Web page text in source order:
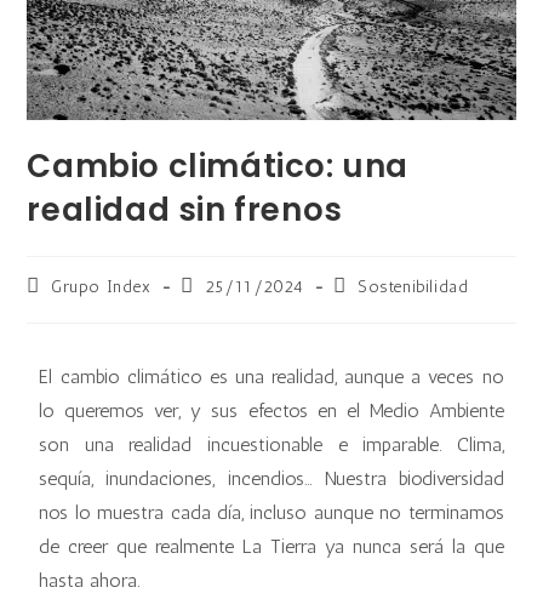
Cambio climático: una
realidad sin frenos
Grupo Index 25/11/2024 Sostenibilidad
El cambio climático es una realidad, aunque a veces no
lo queremos ver, y sus efectos en el Medio Ambiente
son una realidad incuestionable e imparable. Clima,
sequía, inundaciones, incendios… Nuestra biodiversidad
nos lo muestra cada día, incluso aunque no terminamos
de creer que realmente La Tierra ya nunca será la que
hasta ahora.